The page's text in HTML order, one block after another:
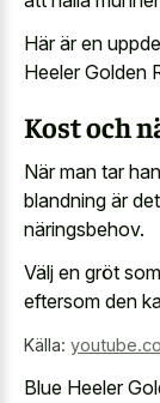
Här är en
Heeler Golden
Kost och
När man tar
blandning är
näringsbehov.
Välj en gröt
eftersom den
Källa:
Blue Heeler